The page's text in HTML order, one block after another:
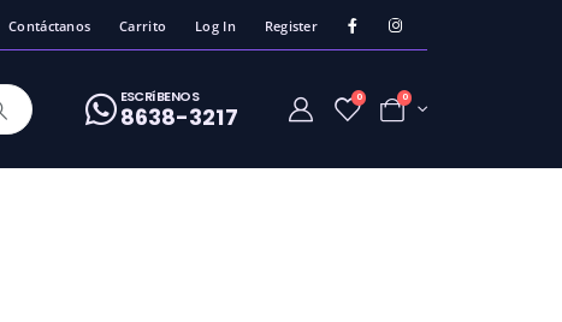
Contáctanos Carrito Log In Register
ESCRíBENOS
8638-3217
0 0